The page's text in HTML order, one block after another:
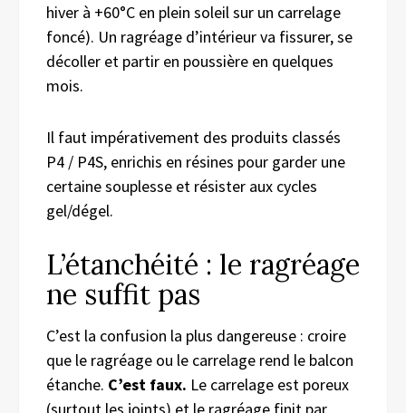
hiver à +60°C en plein soleil sur un carrelage
foncé). Un ragréage d’intérieur va fissurer, se
décoller et partir en poussière en quelques
mois.
Il faut impérativement des produits classés
P4 / P4S, enrichis en résines pour garder une
certaine souplesse et résister aux cycles
gel/dégel.
L’étanchéité : le ragréage
ne suffit pas
C’est la confusion la plus dangereuse : croire
que le ragréage ou le carrelage rend le balcon
étanche. C’est faux. Le carrelage est poreux
(surtout les joints) et le ragréage finit par